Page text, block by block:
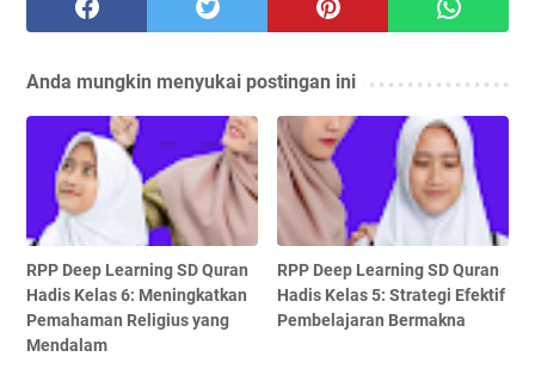
Anda mungkin menyukai postingan ini
RPP Deep Learning SD Quran
Hadis Kelas 6: Meningkatkan
Pemahaman Religius yang
Mendalam
RPP Deep Learning SD Quran
Hadis Kelas 5: Strategi Efektif
Pembelajaran Bermakna